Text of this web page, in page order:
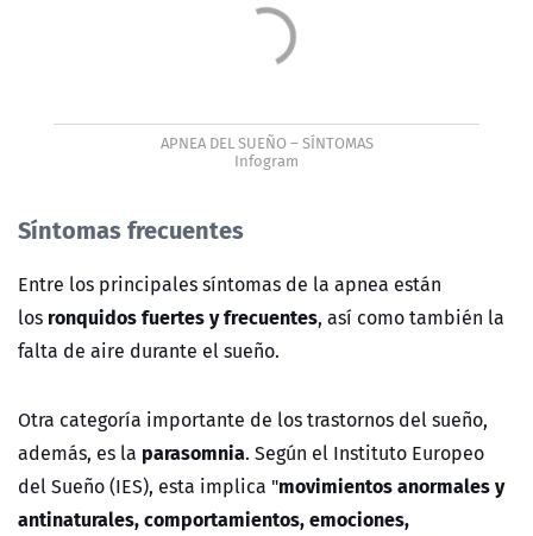
APNEA DEL SUEÑO – SÍNTOMAS
Infogram
Síntomas frecuentes
Entre los principales síntomas de la apnea están
los ronquidos fuertes y frecuentes, así como también la
falta de aire durante el sueño.
Otra categoría importante de los trastornos del sueño,
además, es la parasomnia. Según el Instituto Europeo
del Sueño (IES), esta implica "movimientos anormales y
antinaturales, comportamientos, emociones,